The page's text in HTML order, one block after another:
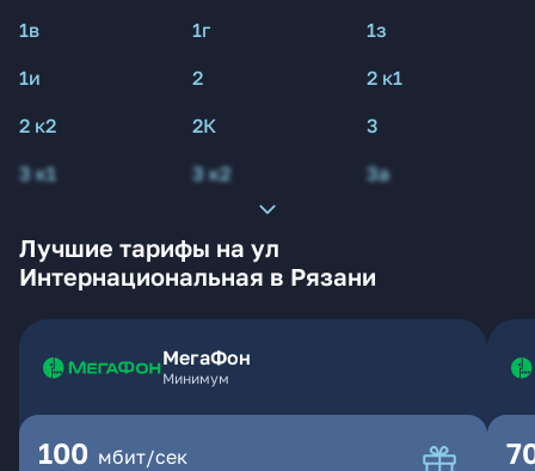
1в
1г
1з
1и
2
2 к1
2 к2
2К
3
3 к1
3 к2 3а
Лучшие тарифы на ул
Интернациональная в Рязани
МегаФон
Минимум
100 мбит/сек